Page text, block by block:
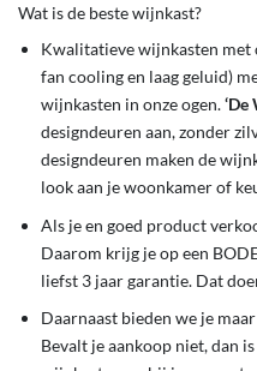
Wat is de beste wijnkast?
Kwalitatieve wijnkasten met
fan cooling en laag geluid)
wijnkasten in onze ogen.
designdeuren aan, zonder
designdeuren maken de
look aan je woonkamer of
Als je en goed product
Daarom krijg je op een
liefst 3 jaar garantie. Dat
Daarnaast bieden we je
Bevalt je aankoop niet, dan